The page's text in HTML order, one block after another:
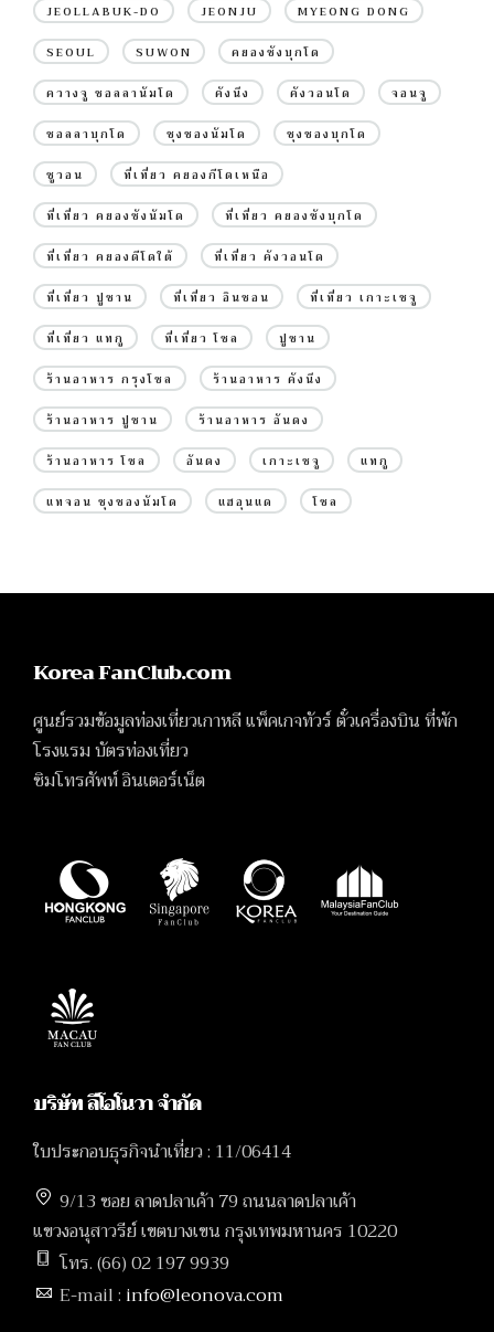
JEOLLABUK-DO JEONJU MYEONG DONG
SEOUL SUWON คยองซังบุกโด
ควางจู ชอลลานัมโด คังนึง คังวอนโด จอนจู
ชอลลาบุกโด ชุงชองนัมโด ชุงชองบุกโด
ซูวอน ที่เที่ยว คยองกีโดเหนือ
ที่เที่ยว คยองซังนัมโด ที่เที่ยว คยองซังบุกโด
ที่เที่ยว คยองดีโดใต้ ที่เที่ยว คังวอนโด
ที่เที่ยว ปูซาน ที่เที่ยว อินชอน ที่เที่ยว เกาะเชจู
ที่เที่ยว แทกู ที่เที่ยว โซล ปูซาน
ร้านอาหาร กรุงโซล ร้านอาหาร คังนึง
ร้านอาหาร ปูซาน ร้านอาหาร อันดง
ร้านอาหาร โซล อันดง เกาะเชจู แทกู
แทจอน ชุงชองนัมโด แฮอุนแด โซล
Korea FanClub.com
ศูนย์รวมข้อมูลท่องเที่ยวเกาหลี แพ็คเกจทัวร์ ตั๋วเครื่องบิน ที่พัก
โรงแรม บัตรท่องเที่ยว
ซิมโทรศัพท์ อินเตอร์เน็ต
บริษัท ลีโอโนวา จำกัด
ใบประกอบธุรกิจนำเที่ยว : 11/06414
9/13 ซอย ลาดปลาเค้า 79 ถนนลาดปลาเค้า
แขวงอนุสาวรีย์ เขตบางเขน กรุงเทพมหานคร 10220
โทร. (66) 02 197 9939
E-mail : info@leonova.com